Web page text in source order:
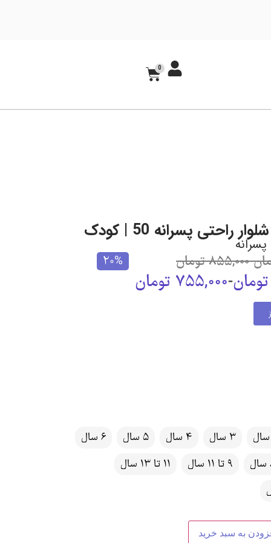
0
راحتی پسرانه 50 | کودک
-
855,000 تومان
تومان-
755,000 تومان
20%
3 سال 4 سال 5 سال
6 سال
9 تا 11 سال 11 تا 13 سال
به سبد خرید